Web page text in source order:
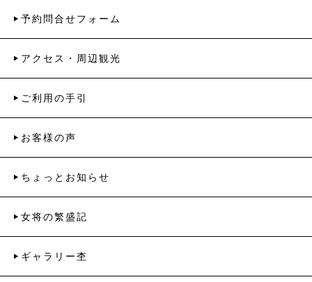
予約問合せフォーム
アクセス・周辺観光
ご利用の手引
お客様の声
ちょっとお知らせ
女将の繁盛記
ギャラリー杢